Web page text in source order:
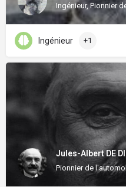
Ingénieur, Pionnier
Ingénieur +1
Jules-Albert DE
Pionnier de